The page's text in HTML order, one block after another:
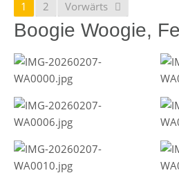
1 2 Vorwärts
Boogie Woogie,